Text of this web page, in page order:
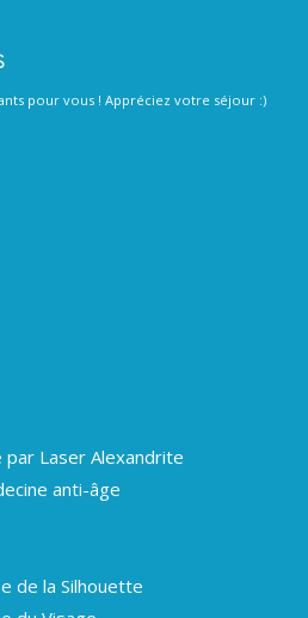
pour vous ! Appréciez votre séjour :)
par Laser Alexandrite
anti-âge
de la Silhouette